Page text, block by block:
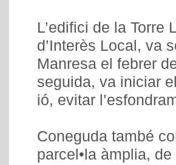
L’edifici de la
d’Interès Local, va
Manresa el febrer
seguida, va iniciar
ió, evitar
Coneguda també
parcel•la àmplia,